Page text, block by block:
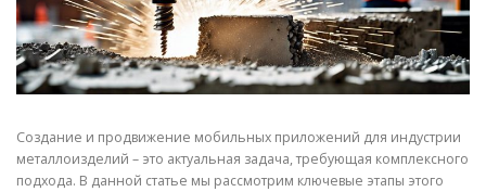
Создание и продвижение мобильных приложений для индустрии
металлоизделий – это актуальная задача, требующая комплексного
подхода. В данной статье мы рассмотрим ключевые этапы этого